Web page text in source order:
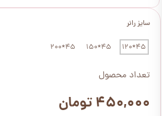
سایز رانر
45*120
45*150
45*200
تعداد محصول
۴۵۰,۰۰۰ تومان